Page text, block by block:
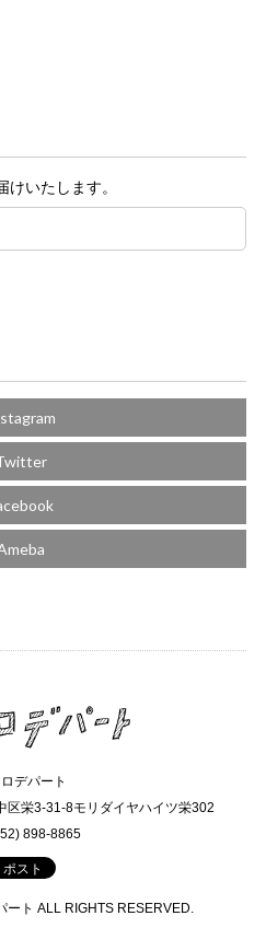
いたします。
デパート
区栄3-31-8モリダイヤハイツ栄302
898-8865
ート ALL RIGHTS RESERVED.